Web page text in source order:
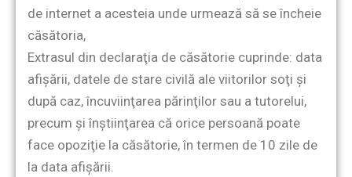
de internet a acesteia unde urmează să se încheie
căsătoria,
Extrasul din declaraţia de căsătorie cuprinde: data
afişării, datele de stare civilă ale viitorilor soţi şi
după caz, încuviinţarea părinţilor sau a tutorelui,
precum şi înştiinţarea că orice persoană poate
face opoziţie la căsătorie, în termen de 10 zile de
la data afişării.